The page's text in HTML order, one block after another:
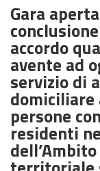
Gara
accordo
avente ad
servizio di
domiciliare
persone
residenti
dell’Ambito